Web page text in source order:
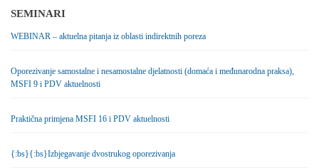
SEMINARI
WEBINAR – aktuelna pitanja iz oblasti indirektnih poreza
Oporezivanje samostalne i nesamostalne djelatnosti (domaća i međunarodna praksa),
MSFI 9 i PDV aktuelnosti
Praktična primjena MSFI 16 i PDV aktuelnosti
{:bs}{:bs}Izbjegavanje dvostrukog oporezivanja